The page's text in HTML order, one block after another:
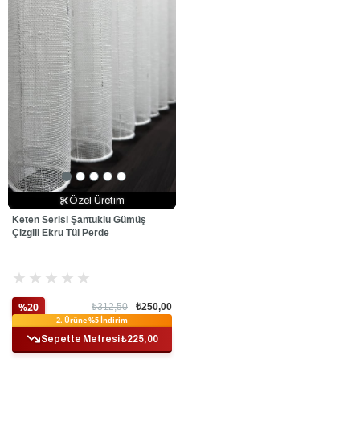
Özel Üretim
Özel Üretim
Özel Üretim
Keten Serisi Şantuklu Gümüş
Çizgili Ekru Tül Perde
★ ★ ★ ★ ★
₺250,00
₺312,50
%20
Ek %10 İndirim
2. Ürüne %5 İndirim
Sepette Metresi ₺225,00